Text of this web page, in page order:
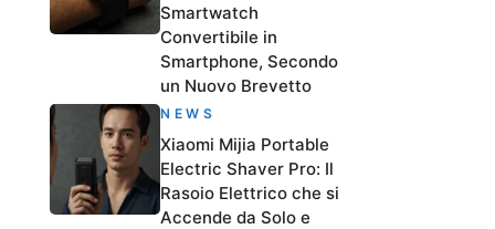
Smartwatch
Convertibile in
Smartphone, Secondo
un Nuovo Brevetto
NEWS
Xiaomi Mijia Portable
Electric Shaver Pro: Il
Rasoio Elettrico che si
Accende da Solo e